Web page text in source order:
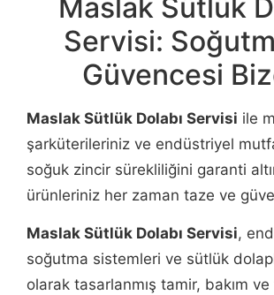
Maslak Sütlük
Servisi:
Güvencesi
Maslak Sütlük Dolabı Servisi ile
şarküterileriniz ve endüstriyel
soğuk zincir sürekliliğini garanti
ürünleriniz her zaman taze ve
Maslak Sütlük Dolabı Servisi,
soğutma sistemleri ve sütlük
olarak tasarlanmış tamir, bakım